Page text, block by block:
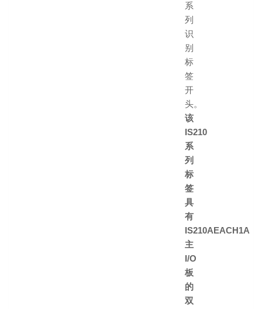
系
列
识
别
标
签
开
头。
该
IS210
系
列
标
签
具
有
IS210AEACH1A
主
I/O
板
的
双